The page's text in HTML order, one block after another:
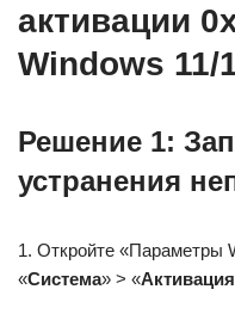
активации
Windows 11/
Решение 1:
устранения
1. Откройте «Параметры
«Система» > «Активация